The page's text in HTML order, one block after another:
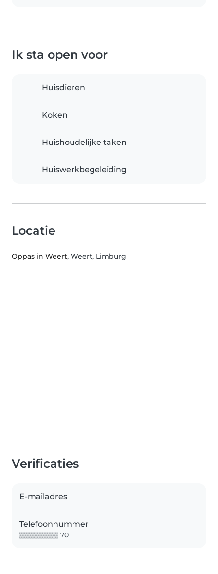
Ik sta open voor
Huisdieren
Koken
Huishoudelijke taken
Huiswerkbegeleiding
Locatie
Oppas in Weert, Weert, Limburg
Verificaties
E-mailadres
Telefoonnummer
▒▒▒▒▒▒▒▒ 70